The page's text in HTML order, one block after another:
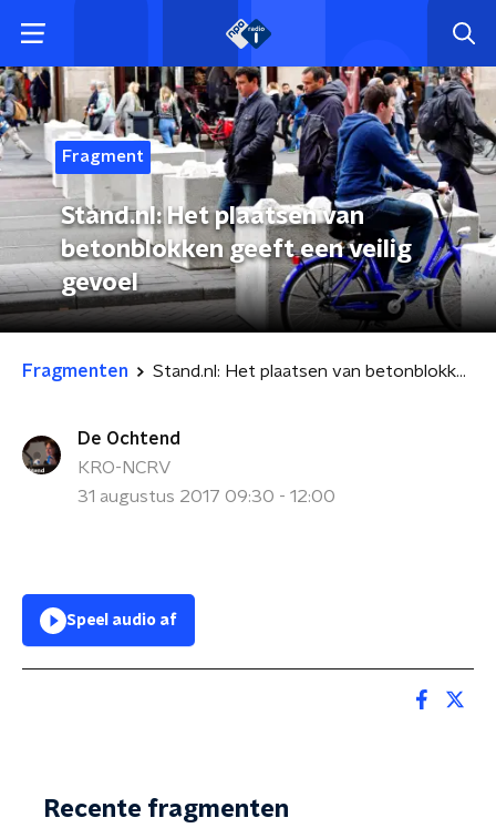
Fragment
Stand.nl: Het plaatsen van
betonblokken geeft een veilig
gevoel
Fragmenten Stand.nl: Het plaatsen van betonblokken geeft een veilig gevoel
De Ochtend
KRO-NCRV
31 augustus 2017 09:30 - 12:00
Speel audio af
Recente fragmenten